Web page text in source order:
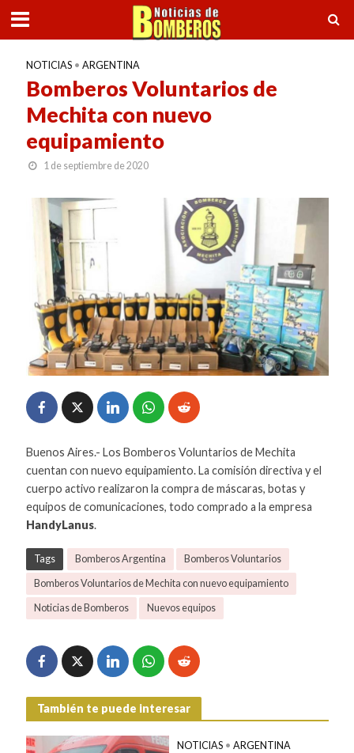
NOTICIAS • ARGENTINA
Bomberos Voluntarios de
Mechita con nuevo
equipamiento
1 de septiembre de 2020
Buenos Aires.- Los Bomberos Voluntarios de Mechita
cuentan con nuevo equipamiento. La comisión directiva y el
cuerpo activo realizaron la compra de máscaras, botas y
equipos de comunicaciones, todo comprado a la empresa
HandyLanus.
Tags Bomberos Argentina Bomberos Voluntarios
Bomberos Voluntarios de Mechita con nuevo equipamiento
Noticias de Bomberos Nuevos equipos
También te puede interesar
NOTICIAS • ARGENTINA